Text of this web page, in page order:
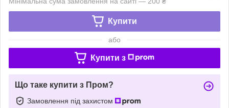
Купити
або
Купити з
Що таке купити з Пром?
Замовлення під захистом